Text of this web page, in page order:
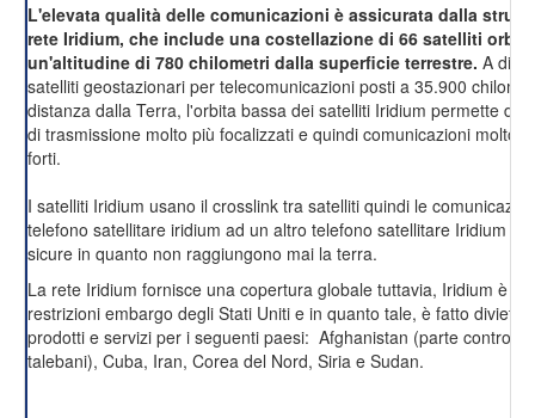
L'elevata qualità delle comunicazioni è assicurata dalla
rete Iridium, che include una costellazione di 66 satelliti
un'altitudine di 780 chilometri dalla superficie terrestre. A
satelliti geostazionari per telecomunicazioni posti a 35.900
distanza dalla Terra, l'orbita bassa dei satelliti Iridium permette di
di trasmissione molto più focalizzati e quindi comunicazioni molto
forti.
I satelliti Iridium usano il crosslink tra satelliti quindi le
telefono satellitare iridium ad un altro telefono satellitare Iridium
sicure in quanto non raggiungono mai la terra.
La rete Iridium fornisce una copertura globale tuttavia, Iridium è
restrizioni embargo degli Stati Uniti e in quanto tale, è fatto divieto
prodotti e servizi per i seguenti paesi: Afghanistan (parte
talebani), Cuba, Iran, Corea del Nord, Siria e Sudan.